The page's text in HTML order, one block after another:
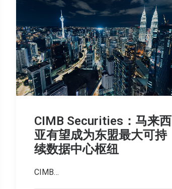
CIMB Securities：马来西
亚有望成为东盟最大可持
续数据中心枢纽
CIMB…